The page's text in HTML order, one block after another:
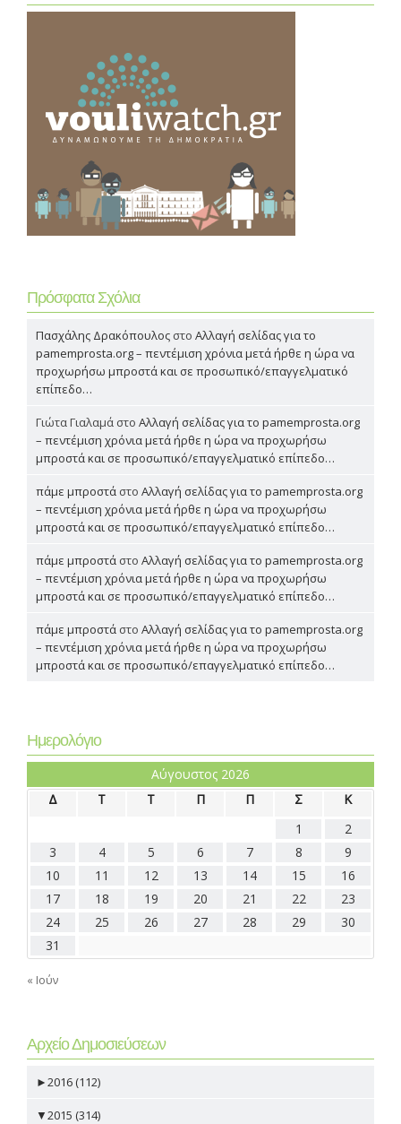
Πρόσφατα Σχόλια
Πασχάλης Δρακόπουλος στο Αλλαγή σελίδας για το
pamemprosta.org – πεντέμιση χρόνια μετά ήρθε η ώρα να
προχωρήσω μπροστά και σε προσωπικό/επαγγελματικό
επίπεδο…
Γιώτα Γιαλαμά στο Αλλαγή σελίδας για το pamemprosta.org
– πεντέμιση χρόνια μετά ήρθε η ώρα να προχωρήσω
μπροστά και σε προσωπικό/επαγγελματικό επίπεδο…
πάμε μπροστά στο Αλλαγή σελίδας για το pamemprosta.org
– πεντέμιση χρόνια μετά ήρθε η ώρα να προχωρήσω
μπροστά και σε προσωπικό/επαγγελματικό επίπεδο…
πάμε μπροστά στο Αλλαγή σελίδας για το pamemprosta.org
– πεντέμιση χρόνια μετά ήρθε η ώρα να προχωρήσω
μπροστά και σε προσωπικό/επαγγελματικό επίπεδο…
πάμε μπροστά στο Αλλαγή σελίδας για το pamemprosta.org
– πεντέμιση χρόνια μετά ήρθε η ώρα να προχωρήσω
μπροστά και σε προσωπικό/επαγγελματικό επίπεδο…
Ημερολόγιο
Αύγουστος 2026
Δ
Τ Τ Π Π Σ
Κ
1
2
3
4 5 6 7 8
9
10
11 12 13 14 15
16
17
18 19 20 21 22
23
24
25 26 27 28 29
30
31
« Ιούν
Αρχείο Δημοσιεύσεων
►2016 (112)
▼2015 (314)